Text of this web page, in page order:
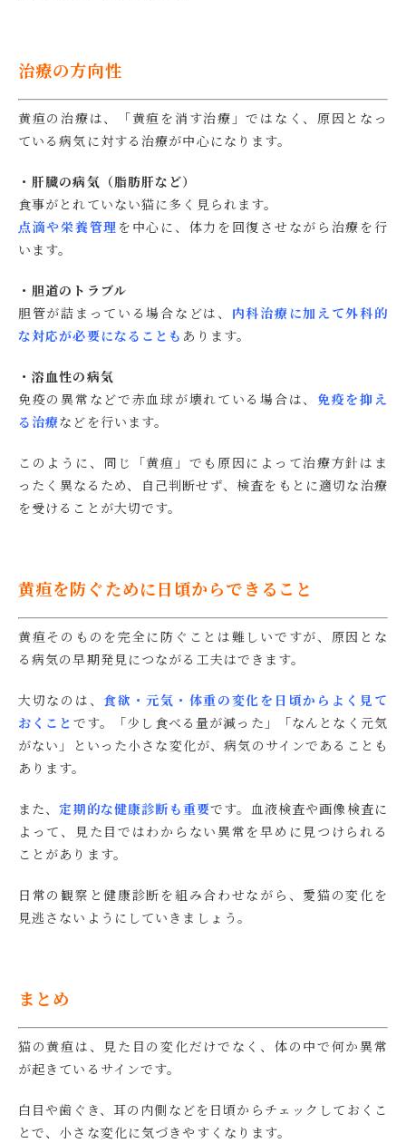
治療の方向性
黄疸の治療は、「黄疸を消す治療」ではなく、原因となっ
ている病気に対する治療が中心になります。
・肝臓の病気（脂肪肝など）
食事がとれていない猫に多く見られます。
点滴や栄養管理 を中心に、体力を回復させながら治療を行
います。
・胆道のトラブル
胆管が詰まっている場合などは、 内科治療に加えて外科的
な対応が必要になることも あります。
・溶血性の病気
免疫の異常などで赤血球が壊れている場合は、免疫を抑え
る治療などを行います。
このように、同じ「黄疸」でも原因によって治療方針はま
ったく異なるため、自己判断せず、検査をもとに適切な治療
を受けることが大切です。
黄疸を防ぐために日頃からできること
黄疸そのものを完全に防ぐことは難しいですが、原因とな
る病気の早期発見につながる工夫はできます。
大切なのは、 食欲・元気・体重の変化を日頃からよく見て
おくこと です。「少し食べる量が減った」「なんとなく元気
がない」といった小さな変化が、病気のサインであることも
あります。
また、定期的な健康診断も重要です。血液検査や画像検査に
よって、見た目ではわからない異常を早めに見つけられる
ことがあります。
日常の観察と健康診断を組み合わせながら、愛猫の変化を
見逃さないようにしていきましょう。
まとめ
猫の黄疸は、見た目の変化だけでなく、体の中で何か異常
が起きているサインです。
白目や歯ぐき、耳の内側などを日頃からチェックしておくこ
とで、小さな変化に気づきやすくなります。